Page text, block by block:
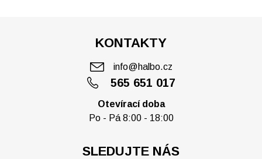
KONTAKTY
565 651 017
info@halbo.cz
Otevírací doba
Po - Pá 8:00 - 18:00
SLEDUJTE NÁS